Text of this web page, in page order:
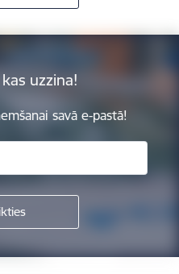
uzzina!
savā e-pastā!